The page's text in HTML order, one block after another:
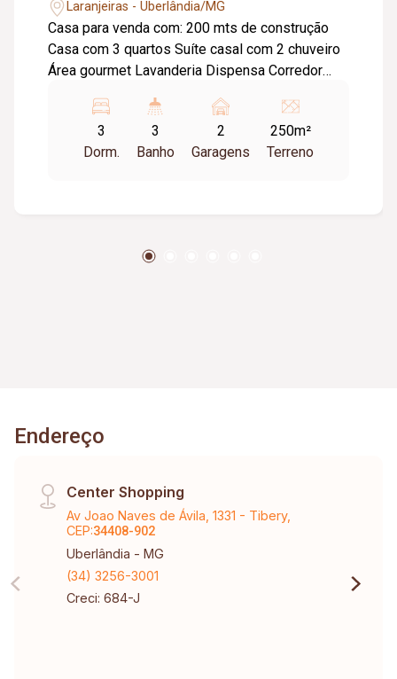
Laranjeiras - Uberlândia/MG
Casa para venda com: 200 mts de construção
Casa com 3 quartos Suíte casal com 2 chuveiro
Área gourmet Lavanderia Dispensa Corredor
Sala de jantar Cozinha Banheiro social Banheiro
acesso para gourmet e lavanderia Garagem para
2 carros Casa de gás com tubulação
Portão eletrônico Interfone com 2 pontos
3
Dorm.
3
Banho
2
Garagens
250m²
Terreno
Endereço
Center Shopping
Av Joao Naves de Ávila, 1331 - Tibery,
CEP:34408-902
Uberlândia - MG
(34) 3256-3001
Creci: 684-J